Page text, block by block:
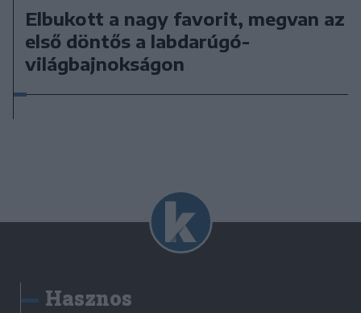
Elbukott a nagy favorit, megvan az
első döntős a labdarúgó-
világbajnokságon
Hasznos